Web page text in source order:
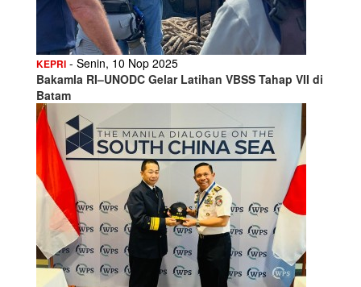
KEPRI - Senin, 10 Nop 2025
Bakamla RI–UNODC Gelar Latihan VBSS Tahap VII di
Batam